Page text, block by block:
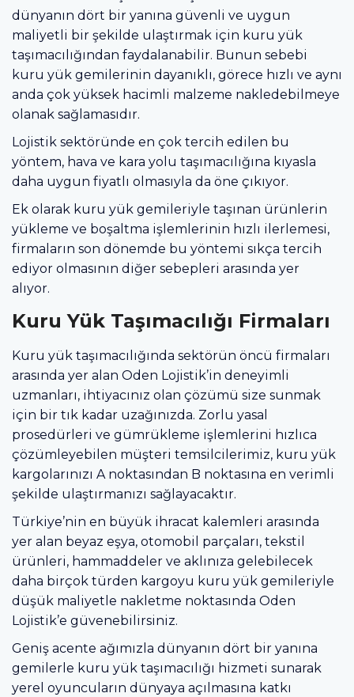
dünyanın dört bir yanına güvenli ve uygun
maliyetli bir şekilde ulaştırmak için kuru yük
taşımacılığından faydalanabilir. Bunun sebebi
kuru yük gemilerinin dayanıklı, görece hızlı ve aynı
anda çok yüksek hacimli malzeme nakledebilmeye
olanak sağlamasıdır.
Lojistik sektöründe en çok tercih edilen bu
yöntem, hava ve kara yolu taşımacılığına kıyasla
daha uygun fiyatlı olmasıyla da öne çıkıyor.
Ek olarak kuru yük gemileriyle taşınan ürünlerin
yükleme ve boşaltma işlemlerinin hızlı ilerlemesi,
firmaların son dönemde bu yöntemi sıkça tercih
ediyor olmasının diğer sebepleri arasında yer
alıyor.
Kuru Yük Taşımacılığı Firmaları
Kuru yük taşımacılığında sektörün öncü firmaları
arasında yer alan Oden Lojistik’in deneyimli
uzmanları, ihtiyacınız olan çözümü size sunmak
için bir tık kadar uzağınızda. Zorlu yasal
prosedürleri ve gümrükleme işlemlerini hızlıca
çözümleyebilen müşteri temsilcilerimiz, kuru yük
kargolarınızı A noktasından B noktasına en verimli
şekilde ulaştırmanızı sağlayacaktır.
Türkiye’nin en büyük ihracat kalemleri arasında
yer alan beyaz eşya, otomobil parçaları, tekstil
ürünleri, hammaddeler ve aklınıza gelebilecek
daha birçok türden kargoyu kuru yük gemileriyle
düşük maliyetle nakletme noktasında Oden
Lojistik’e güvenebilirsiniz.
Geniş acente ağımızla dünyanın dört bir yanına
gemilerle kuru yük taşımacılığı hizmeti sunarak
yerel oyuncuların dünyaya açılmasına katkı